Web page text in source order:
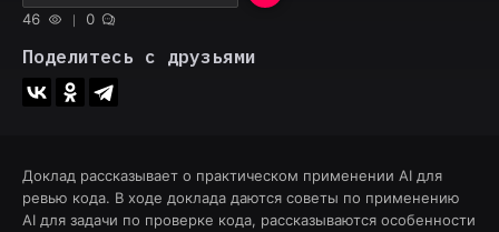
46 0
Поделитесь с друзьями
Доклад рассказывает о практическом применении AI для
ревью кода. В ходе доклада даются советы по применению
AI для задачи по проверке кода, рассказываются особенности